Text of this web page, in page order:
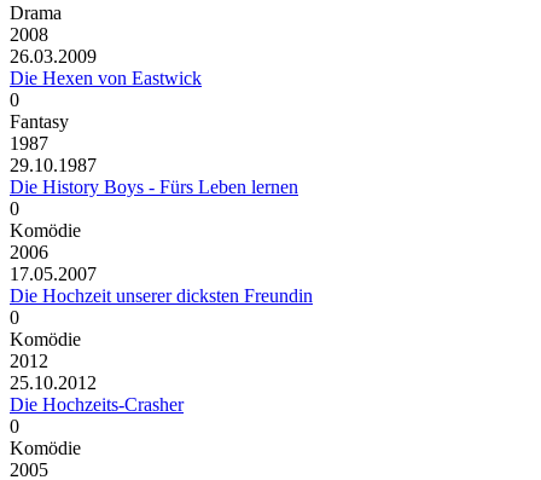
Drama
2008
26.03.2009
Die Hexen von Eastwick
0
Fantasy
1987
29.10.1987
Die History Boys - Fürs Leben lernen
0
Komödie
2006
17.05.2007
Die Hochzeit unserer dicksten Freundin
0
Komödie
2012
25.10.2012
Die Hochzeits-Crasher
0
Komödie
2005